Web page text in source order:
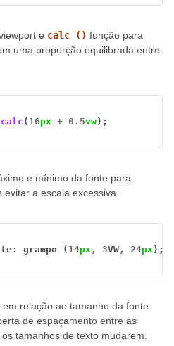
e calc () função para
uma proporção equilibrada entre
calc ( 16px + 0.5vw
e mínimo da fonte para
evitar a escala excessiva.
grampo ( 14px , 3VW, 24px
relação ao tamanho da fonte
de espaçamento entre as
tamanhos de texto mudarem.